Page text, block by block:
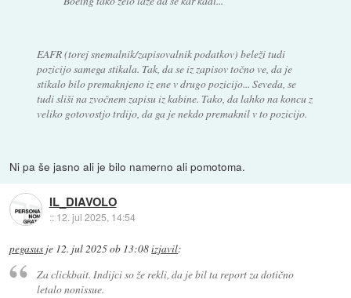
EAFR (torej snemalnik/zapisovalnik podatkov) beleži tudi
pozicijo samega stikala. Tak, da se iz zapisov točno ve, da je
stikalo bilo premaknjeno iz ene v drugo pozicijo... Seveda, se
tudi sliši na zvočnem zapisu iz kabine. Tako, da lahko na koncu z
veliko gotovostjo trdijo, da ga je nekdo premaknil v to pozicijo.
Ni pa še jasno ali je bilo namerno ali pomotoma.
IL_DIAVOLO
:: 12. jul 2025, 14:54
pegasus je 12. jul 2025 ob 13:08izjavil:
Za clickbait. Indijci so že rekli, da je bil ta report za dotično
letalo nonissue.